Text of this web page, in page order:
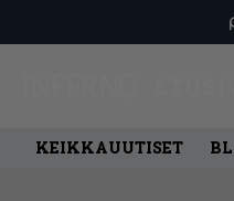
KEIKKAUUTISET